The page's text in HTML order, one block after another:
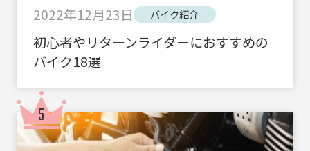
2022年12月23日 バイク紹介
初心者やリターンライダーにおすすめの
バイク18選